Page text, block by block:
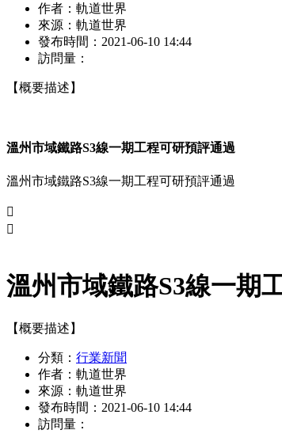
作者： 軌道世界
來源： 軌道世界
發布時間： 2021-06-10 14:44
訪問量：
【概要描述】
溫州市域鐵路S3線一期工程可研預評通過
溫州市域鐵路S3線一期工程可研預評通過


溫州市域鐵路S3線一期
【概要描述】
分類： 行業新聞
作者： 軌道世界
來源： 軌道世界
發布時間： 2021-06-10 14:44
訪問量：